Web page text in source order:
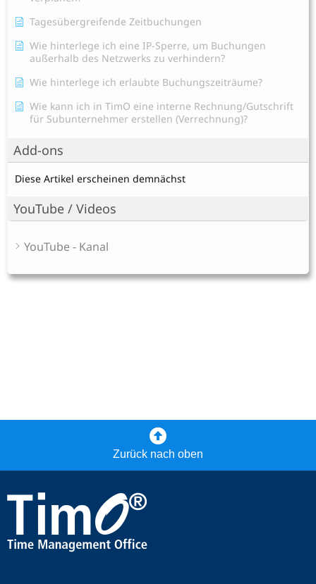
Tagesübergreifende Zeitbuchungen
Wie hinterlege ich eine IP-Sperre, um Buchungen
außerhalb des Netzwerks zu verhindern?
Wie hinterlege ich erlaubte Buchungszeiträume?
Wie kann ich in TimO eine interne Rechnung/Gutschrift
für Subunternehmer erstellen (Verrechnung)?
Add-ons
Diese Artikel erscheinen demnächst
YouTube / Videos
YouTube - Kanal
Zurück nach oben